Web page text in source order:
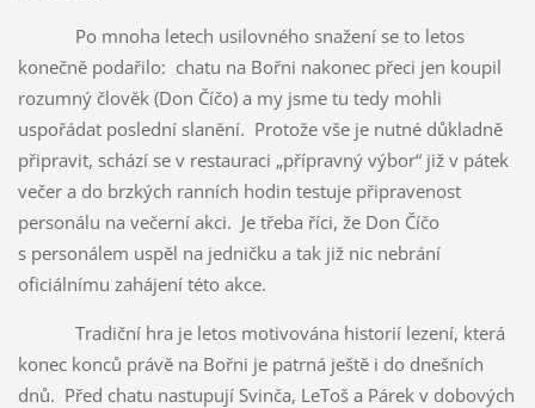
Po mnoha letech usilovného snažení se to letos
konečně podařilo: chatu na Bořni nakonec přeci jen koupil
rozumný člověk (Don Číčo) a my jsme tu tedy mohli
uspořádat poslední slanění. Protože vše je nutné důkladně
připravit, schází se v restauraci „přípravný výbor“ již v pátek
večer a do brzkých ranních hodin testuje připravenost
personálu na večerní akci. Je třeba říci, že Don Číčo
s personálem uspěl na jedničku a tak již nic nebrání
oficiálnímu zahájení této akce.
Tradiční hra je letos motivována historií lezení, která
konec konců právě na Bořni je patrná ještě i do dnešních
dnů. Před chatu nastupují Svinča, LeToš a Párek v dobových